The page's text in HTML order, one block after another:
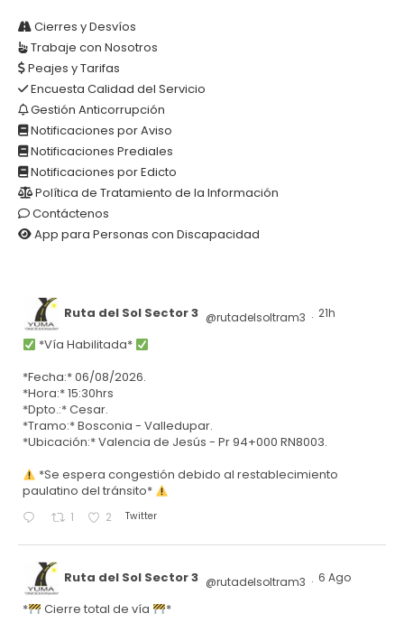
Cierres y Desvíos
Trabaje con Nosotros
Peajes y Tarifas
Encuesta Calidad del Servicio
Gestión Anticorrupción
Notificaciones por Aviso
Notificaciones Prediales
Notificaciones por Edicto
Política de Tratamiento de la Información
Contáctenos
App para Personas con Discapacidad
Ruta del Sol Sector 3 @rutadelsoltram3 · 21h
*Vía Habilitada*
*Fecha:* 06/08/2026.
*Hora:* 15:30hrs
*Dpto.:* Cesar.
*Tramo:* Bosconia - Valledupar.
*Ubicación:* Valencia de Jesús - Pr 94+000 RN8003.
*Se espera congestión debido al restablecimiento
paulatino del tránsito*
1 2 Twitter
Ruta del Sol Sector 3 @rutadelsoltram3 · 6 Ago
* Cierre total de vía
*